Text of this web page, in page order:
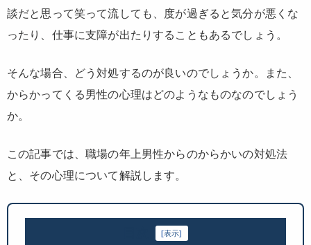
談だと思って笑って流しても、度が過ぎると気分が悪くな
ったり、仕事に支障が出たりすることもあるでしょう。
そんな場合、どう対処するのが良いのでしょうか。また、
からかってくる男性の心理はどのようなものなのでしょう
か。
この記事では、職場の年上男性からのからかいの対処法
と、その心理について解説します。
[表示]